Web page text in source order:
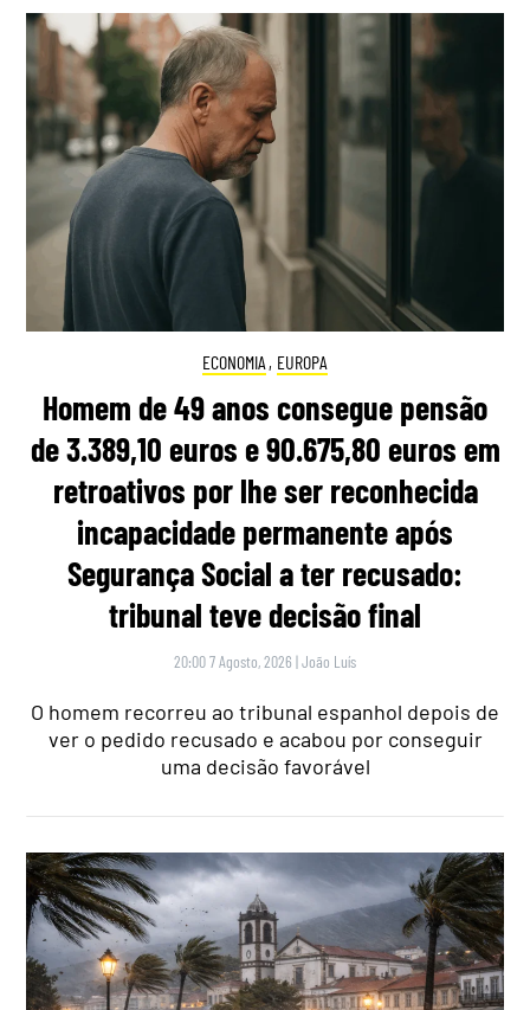
ECONOMIA , EUROPA
Homem de 49 anos consegue pensão
de 3.389,10 euros e 90.675,80 euros em
retroativos por lhe ser reconhecida
incapacidade permanente após
Segurança Social a ter recusado:
tribunal teve decisão final
20:00 7 Agosto, 2026 |João Luís
O homem recorreu ao tribunal espanhol depois de
ver o pedido recusado e acabou por conseguir
uma decisão favorável